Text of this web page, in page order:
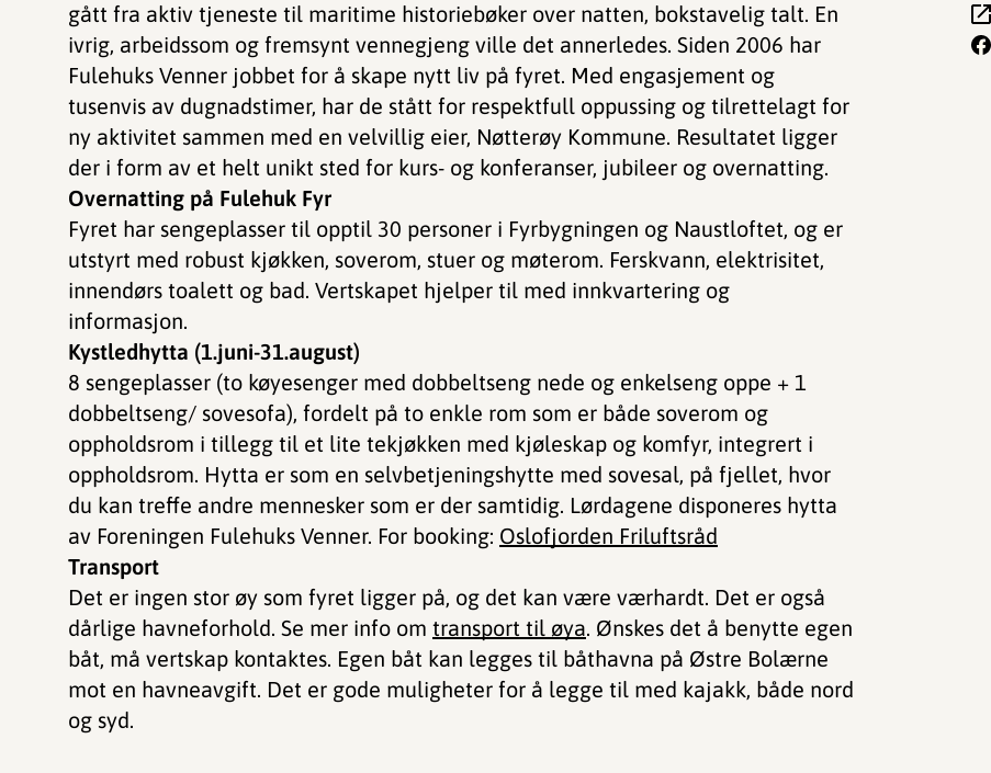
gått fra aktiv tjeneste til maritime historiebøker over natten, bokstavelig talt. En
ivrig, arbeidssom og fremsynt vennegjeng ville det annerledes. Siden 2006 har
Fulehuks Venner jobbet for å skape nytt liv på fyret. Med engasjement og
tusenvis av dugnadstimer, har de stått for respektfull oppussing og tilrettelagt for
ny aktivitet sammen med en velvillig eier, Nøtterøy Kommune. Resultatet ligger
der i form av et helt unikt sted for kurs- og konferanser, jubileer og overnatting.
Overnatting på Fulehuk Fyr
Fyret har sengeplasser til opptil 30 personer i Fyrbygningen og Naustloftet, og er
utstyrt med robust kjøkken, soverom, stuer og møterom. Ferskvann, elektrisitet,
innendørs toalett og bad. Vertskapet hjelper til med innkvartering og
informasjon.
Kystledhytta (1.juni-31.august)
8 sengeplasser (to køyesenger med dobbeltseng nede og enkelseng oppe + 1
dobbeltseng/ sovesofa), fordelt på to enkle rom som er både soverom og
oppholdsrom i tillegg til et lite tekjøkken med kjøleskap og komfyr, integrert i
oppholdsrom. Hytta er som en selvbetjeningshytte med sovesal, på fjellet, hvor
du kan treffe andre mennesker som er der samtidig. Lørdagene disponeres hytta
av Foreningen Fulehuks Venner. For booking: Oslofjorden Friluftsråd
Transport
Det er ingen stor øy som fyret ligger på, og det kan være værhardt. Det er også
dårlige havneforhold. Se mer info om transport til øya. Ønskes det å benytte egen
båt, må vertskap kontaktes. Egen båt kan legges til båthavna på Østre Bolærne
mot en havneavgift. Det er gode muligheter for å legge til med kajakk, både nord
og syd.